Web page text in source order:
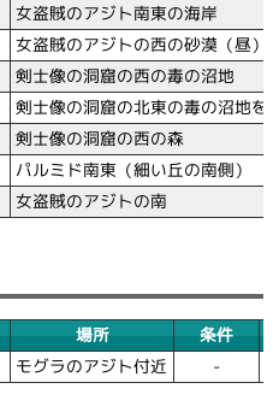
女盗賊のアジト南東の海岸
女盗賊のアジトの西の砂漠（昼）
剣士像の洞窟の西の毒の沼地
剣士像の洞窟の北東の毒の沼地を
剣士像の洞窟の西の森
パルミド南東（細い丘の南側）
女盗賊のアジトの南
場所 条件
モグラのアジト付近 -